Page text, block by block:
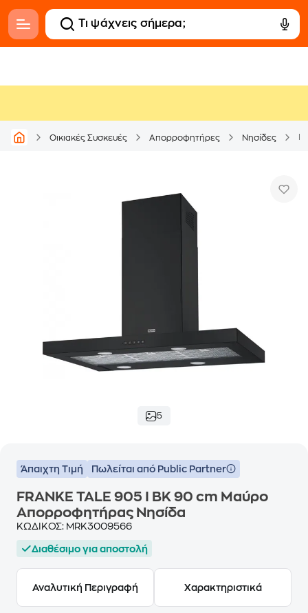
Οικιακές Συσκευές Απορροφητήρες Νησίδες
5
Άπαιχτη Τιμή Πωλείται από Public Partner
FRANKE TALE 905 I BK 90 cm Μαύρο
Απορροφητήρας Νησίδα
ΚΩΔΙΚΟΣ: MRK3009566
Διαθέσιμο για αποστολή
Αναλυτική Περιγραφή Χαρακτηριστικά